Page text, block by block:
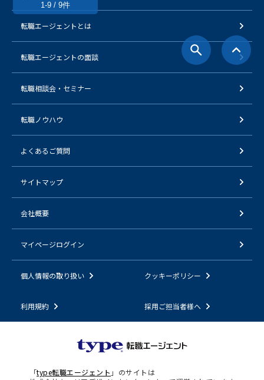
1-9 / 9件
転職エージェントとは
転職エージェントの面談
転職相談会・セミナー
転職ノウハウ
よくあるご質問
サイトマップ
会社概要
マイページログイン
個人情報の取り扱い クッキーポリシー
利用規約 採用ご担当者様へ
「type転職エージェント 」のサイトは